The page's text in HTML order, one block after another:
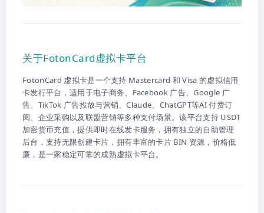
关于FotonCard虚拟卡平台
FotonCard 虚拟卡是一个支持 Mastercard 和 Visa 的虚拟信用
卡发行平台，适用于电子商务、Facebook 广告、Google 广
告、TikTok 广告投放与营销、Claude、ChatGPT等AI 付费订
阅、企业采购以及联盟营销等多种支付场景。该平台支持 USDT
加密货币充值，提供即时在线发卡服务，拥有独立的自助管理
后台，支持无限创建卡片，拥有丰富的卡片 BIN 资源，价格低
廉，是一家稳定可靠的成熟虚拟卡平台。